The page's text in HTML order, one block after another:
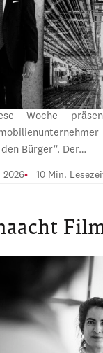
Woche
Bürger“. Der…
2026 10 Min.